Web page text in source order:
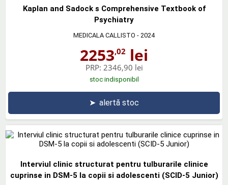
Kaplan and Sadock s Comprehensive Textbook of
Psychiatry
MEDICALA CALLISTO - 2024
2253,02 lei
PRP: 2346,90 lei
stoc indisponibil
➤ alertă stoc
Interviul clinic structurat pentru tulburarile clinice
cuprinse in DSM-5 la copii si adolescenti (SCID-5 Junior)